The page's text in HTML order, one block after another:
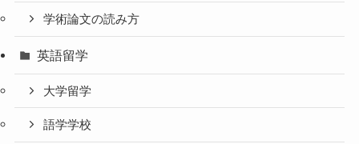
学術論文の読み方
英語留学
大学留学
語学学校